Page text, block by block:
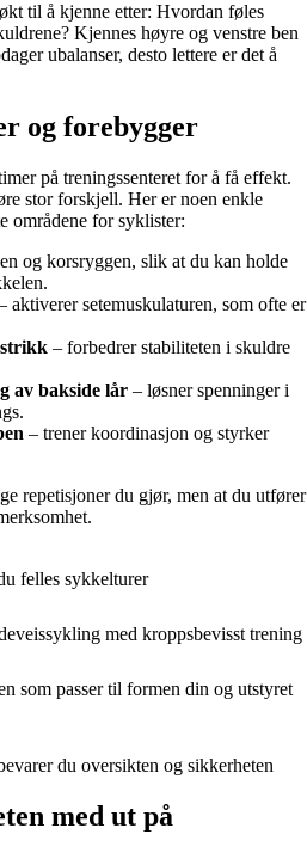
til å kjenne etter: Hvordan føles
Kjennes høyre og venstre ben
ubalanser, desto lettere er det å
og forebygger
på treningssenteret for å få effekt.
stor forskjell. Her er noen enkle
områdene for syklister:
og korsryggen, slik at du kan holde
aktiverer setemuskulaturen, som ofte er
strikk – forbedrer stabiliteten i skuldre
av bakside lår – løsner spenninger i
– trener koordinasjon og styrker
repetisjoner du gjør, men at du utfører
felles sykkelturer
med kroppsbevisst trening
som passer til formen din og utstyret
du oversikten og sikkerheten
med ut på